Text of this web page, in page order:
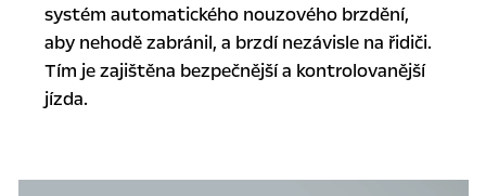
systém automatického nouzového brzdění,
aby nehodě zabránil, a brzdí nezávisle na řidiči.
Tím je zajištěna bezpečnější a kontrolovanější
jízda.